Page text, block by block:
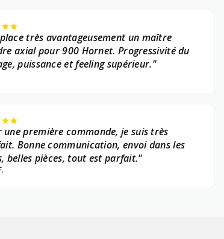
très avantageusement un maître
axial pour 900 Hornet. Progressivité du
puissance et feeling supérieur."
une première commande, je suis très
Bonne communication, envoi dans les
belles pièces, tout est parfait."